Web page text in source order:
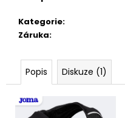
Kategorie:
Záruka:
Popis Diskuze (1)